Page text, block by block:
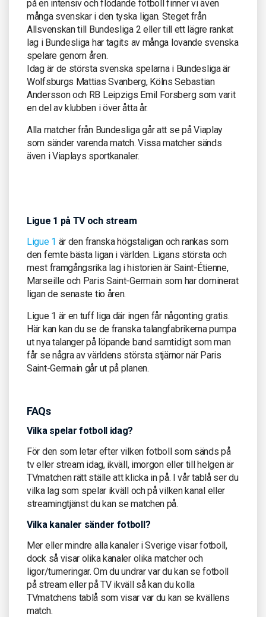
på en intensiv och flödande fotboll finner vi även
många svenskar i den tyska ligan. Steget från
Allsvenskan till Bundesliga 2 eller till ett lägre rankat
lag i Bundesliga har tagits av många lovande svenska
spelare genom åren.
Idag är de största svenska spelarna i Bundesliga är
Wolfsburgs Mattias Svanberg, Kölns Sebastian
Andersson och RB Leipzigs Emil Forsberg som varit
en del av klubben i över åtta år.
Alla matcher från Bundesliga går att se på Viaplay
som sänder varenda match. Vissa matcher sänds
även i Viaplays sportkanaler.
Ligue 1 på TV och stream
Ligue 1 är den franska högstaligan och rankas som
den femte bästa ligan i världen. Ligans största och
mest framgångsrika lag i historien är Saint-Étienne,
Marseille och Paris Saint-Germain som har dominerat
ligan de senaste tio åren.
Ligue 1 är en tuff liga där ingen får någonting gratis.
Här kan kan du se de franska talangfabrikerna pumpa
ut nya talanger på löpande band samtidigt som man
får se några av världens största stjärnor när Paris
Saint-Germain går ut på planen.
FAQs
Vilka spelar fotboll idag?
För den som letar efter vilken fotboll som sänds på
tv eller stream idag, ikväll, imorgon eller till helgen är
TVmatchen rätt ställe att klicka in på. I vår tablå ser du
vilka lag som spelar ikväll och på vilken kanal eller
streamingtjänst du kan se matchen på.
Vilka kanaler sänder fotboll?
Mer eller mindre alla kanaler i Sverige visar fotboll,
dock så visar olika kanaler olika matcher och
ligor/turneringar. Om du undrar var du kan se fotboll
på stream eller på TV ikväll så kan du kolla
TVmatchens tablå som visar var du kan se kvällens
match.